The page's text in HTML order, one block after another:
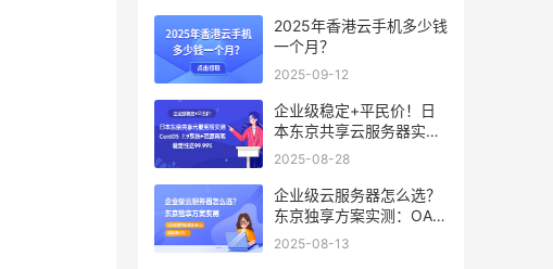
2025年香港云手机多少钱
一个月？
2025-09-12
企业级稳定+平民价！日
本东京共享云服务器实
测：CentOS 7.9系统+资
99.99%
2025-08-28
企业级云服务器怎么选？
东京独享方案实测：OA系
统响应提速40%，成本降
2025-08-13